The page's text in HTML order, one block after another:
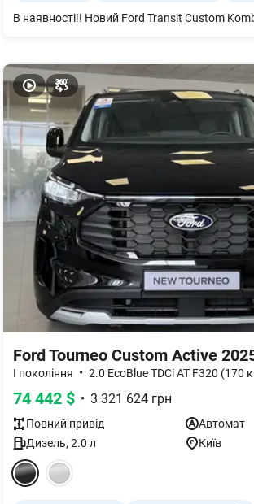
Ford Tourneo Custom Active
I покоління • 2.0 EcoBlue TDCi AT F320 (170
74 442 $ • 3 321 624 грн
Повний привід
Автомат
Дизель, 2.0 л Київ